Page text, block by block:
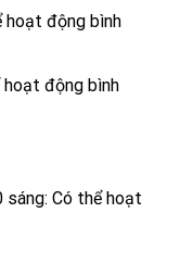
hoạt động bình
hoạt động bình
Có thể hoạt